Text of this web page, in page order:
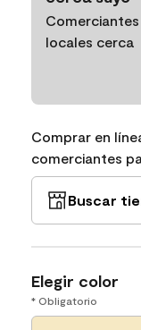
Comerciantes
locales cerca
Comprar en
comerciantes
Buscar
Elegir color
* Obligatorio